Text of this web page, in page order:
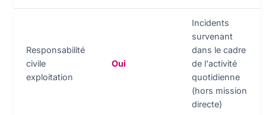
Responsabilité
civile
exploitation
Oui
Incidents
survenant
dans le cadre
de l'activité
quotidienne
(hors mission
directe)